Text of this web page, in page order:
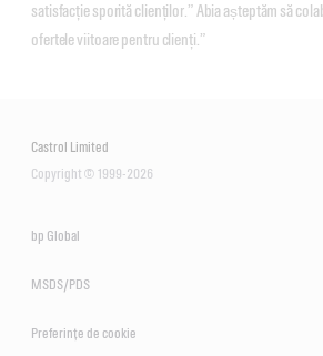
satisfacție sporită clienților.” Abia așteptăm să
ofertele viitoare pentru clienți.”
Castrol Limited
Copyright © 1999-2026
bp Global
MSDS/PDS
Preferințe de cookie